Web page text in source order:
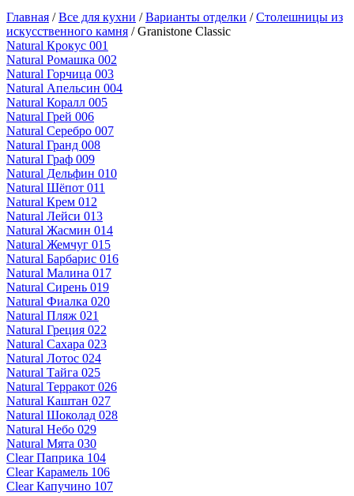
Главная /Все для кухни /Варианты отделки /Столешницы из
искусственного камня /Granistone Classic
Natural Крокус 001
Natural Ромашка 002
Natural Горчица 003
Natural Апельсин 004
Natural Коралл 005
Natural Грей 006
Natural Серебро 007
Natural Гранд 008
Natural Граф 009
Natural Дельфин 010
Natural Шёпот 011
Natural Крем 012
Natural Лейси 013
Natural Жасмин 014
Natural Жемчуг 015
Natural Барбарис 016
Natural Малина 017
Natural Сирень 019
Natural Фиалка 020
Natural Пляж 021
Natural Греция 022
Natural Сахара 023
Natural Лотос 024
Natural Тайга 025
Natural Терракот 026
Natural Каштан 027
Natural Шоколад 028
Natural Небо 029
Natural Мята 030
Clear Паприка 104
Clear Карамель 106
Clear Капучино 107